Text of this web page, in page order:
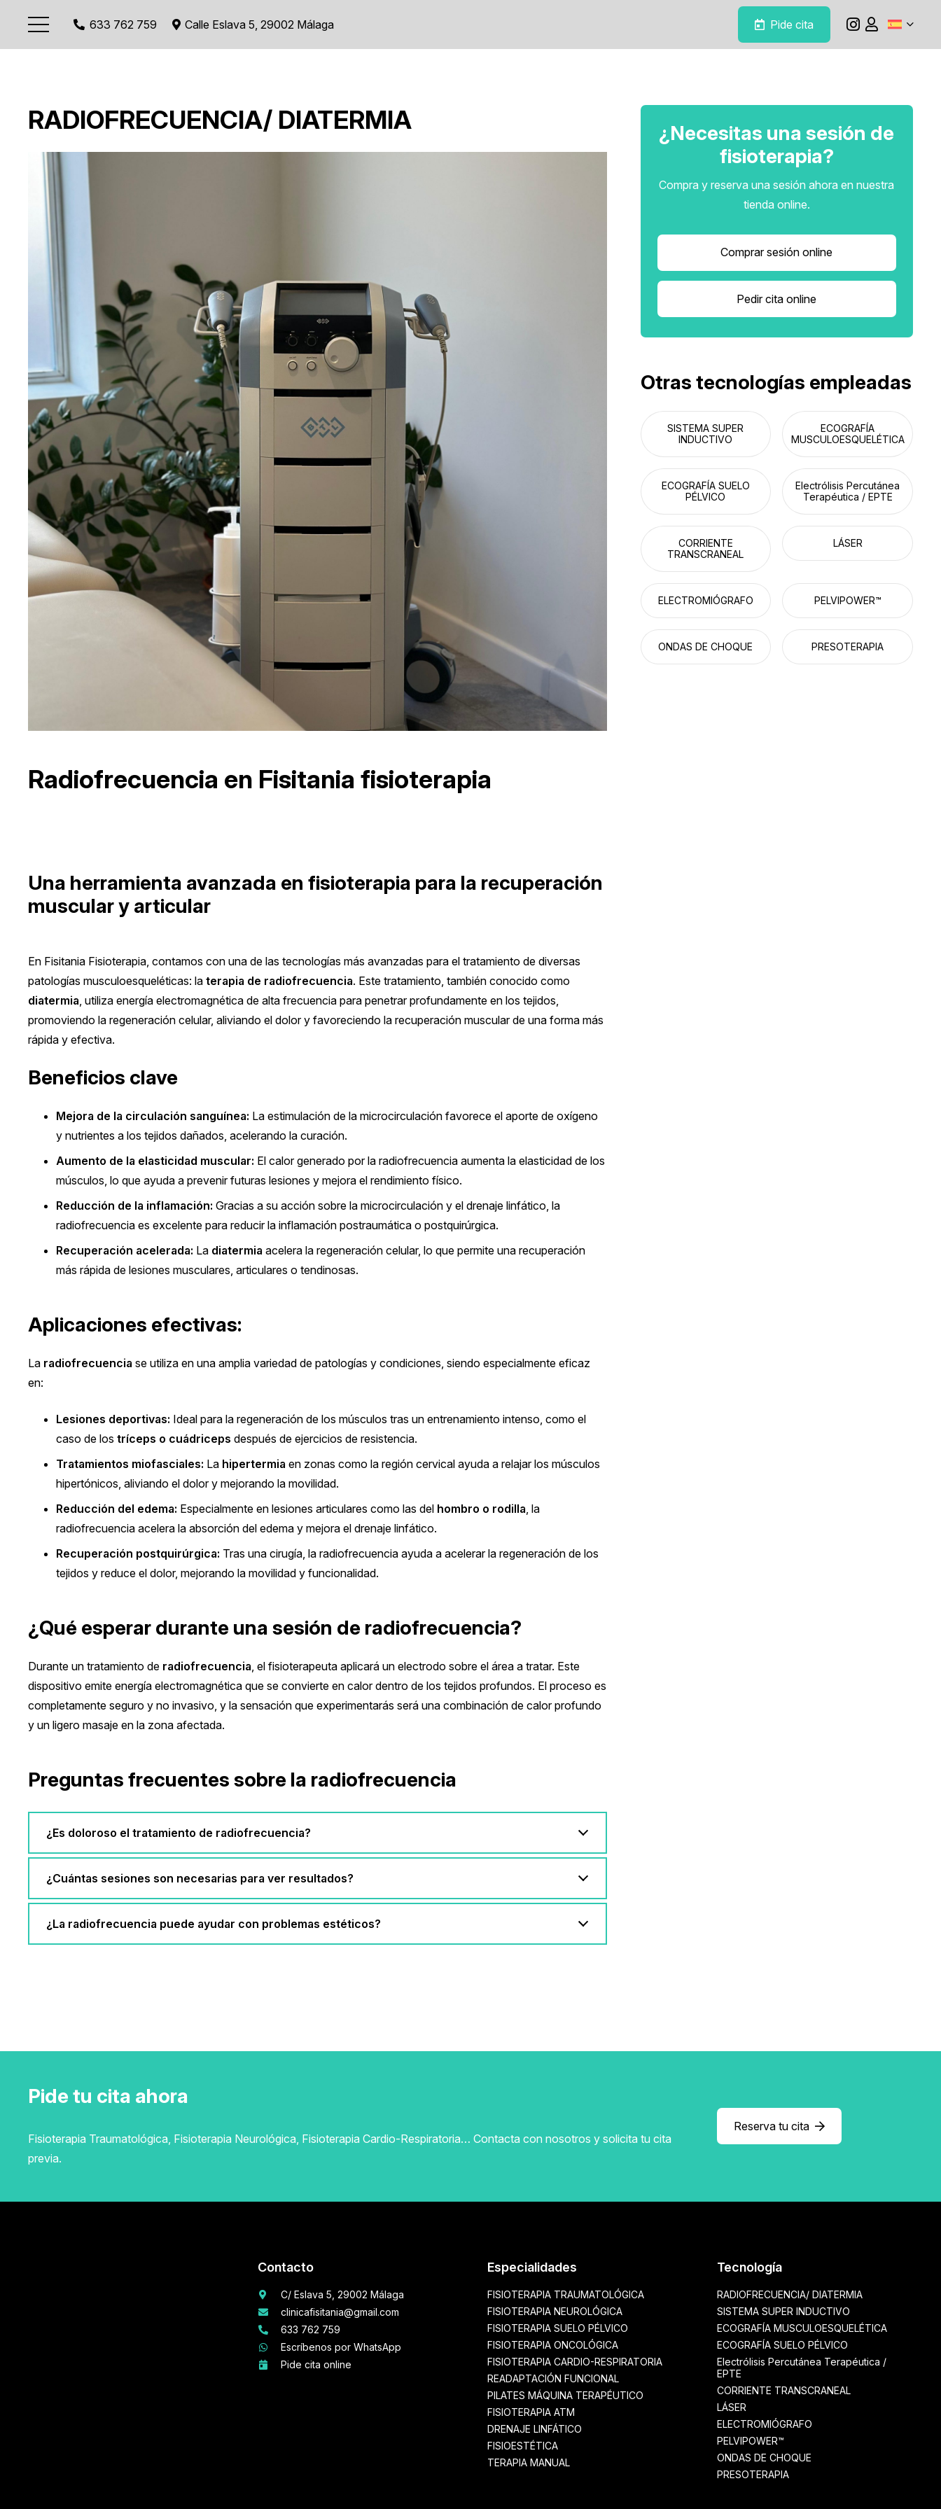
633 762 759 Calle Eslava 5, 29002 Málaga Pide cita
RADIOFRECUENCIA/ DIATERMIA
Radiofrecuencia en Fisitania fisioterapia
Una herramienta avanzada en fisioterapia para la recuperación
muscular y articular
En Fisitania Fisioterapia, contamos con una de las tecnologías más avanzadas para el tratamiento de diversas
patologías musculoesqueléticas: la terapia de radiofrecuencia. Este tratamiento, también conocido como
diatermia , utiliza energía electromagnética de alta frecuencia para penetrar profundamente en los tejidos,
promoviendo la regeneración celular, aliviando el dolor y favoreciendo la recuperación muscular de una forma más
rápida y efectiva.
Beneficios clave
Mejora de la circulación sanguínea: La estimulación de la microcirculación favorece el aporte de oxígeno
y nutrientes a los tejidos dañados, acelerando la curación.
Aumento de la elasticidad muscular: El calor generado por la radiofrecuencia aumenta la elasticidad de los
músculos, lo que ayuda a prevenir futuras lesiones y mejora el rendimiento físico.
Reducción de la inflamación: Gracias a su acción sobre la microcirculación y el drenaje linfático, la
radiofrecuencia es excelente para reducir la inflamación postraumática o postquirúrgica.
Recuperación acelerada: La diatermia acelera la regeneración celular, lo que permite una recuperación
más rápida de lesiones musculares, articulares o tendinosas.
Aplicaciones efectivas:
La radiofrecuencia se utiliza en una amplia variedad de patologías y condiciones, siendo especialmente eficaz
en:
Lesiones deportivas: Ideal para la regeneración de los músculos tras un entrenamiento intenso, como el
caso de los tríceps o cuádriceps después de ejercicios de resistencia.
Tratamientos miofasciales: La hipertermia en zonas como la región cervical ayuda a relajar los músculos
hipertónicos, aliviando el dolor y mejorando la movilidad.
Reducción del edema: Especialmente en lesiones articulares como las del hombro o rodilla , la
radiofrecuencia acelera la absorción del edema y mejora el drenaje linfático.
Recuperación postquirúrgica: Tras una cirugía, la radiofrecuencia ayuda a acelerar la regeneración de los
tejidos y reduce el dolor, mejorando la movilidad y funcionalidad.
¿Qué esperar durante una sesión de radiofrecuencia?
Durante un tratamiento de radiofrecuencia , el fisioterapeuta aplicará un electrodo sobre el área a tratar. Este
dispositivo emite energía electromagnética que se convierte en calor dentro de los tejidos profundos. El proceso es
completamente seguro y no invasivo, y la sensación que experimentarás será una combinación de calor profundo
y un ligero masaje en la zona afectada.
Preguntas frecuentes sobre la radiofrecuencia
¿Es doloroso el tratamiento de radiofrecuencia?
¿Cuántas sesiones son necesarias para ver resultados?
¿La radiofrecuencia puede ayudar con problemas estéticos?
¿Necesitas una sesión de
fisioterapia?
Compra y reserva una sesión ahora en nuestra
tienda online.
Comprar sesión online
Pedir cita online
Otras tecnologías empleadas
SISTEMA SUPER
INDUCTIVO
ECOGRAFÍA
MUSCULOESQUELÉTICA
ECOGRAFÍA SUELO
PÉLVICO
Electrólisis Percutánea
Terapéutica / EPTE
CORRIENTE
TRANSCRANEAL
LÁSER
ELECTROMIÓGRAFO PELVIPOWER™
ONDAS DE CHOQUE PRESOTERAPIA
Pide tu cita ahora
Fisioterapia Traumatológica, Fisioterapia Neurológica, Fisioterapia Cardio-Respiratoria… Contacta con nosotros y solicita tu cita
previa.
Reserva tu cita
Contacto
C/ Eslava 5, 29002 Málaga
clinicafisitania@gmail.com
633 762 759
Escríbenos por WhatsApp
Pide cita online
Especialidades
FISIOTERAPIA TRAUMATOLÓGICA
FISIOTERAPIA NEUROLÓGICA
FISIOTERAPIA SUELO PÉLVICO
FISIOTERAPIA ONCOLÓGICA
FISIOTERAPIA CARDIO-RESPIRATORIA
READAPTACIÓN FUNCIONAL
PILATES MÁQUINA TERAPÉUTICO
FISIOTERAPIA ATM
DRENAJE LINFÁTICO
FISIOESTÉTICA
TERAPIA MANUAL
Tecnología
RADIOFRECUENCIA/ DIATERMIA
SISTEMA SUPER INDUCTIVO
ECOGRAFÍA MUSCULOESQUELÉTICA
ECOGRAFÍA SUELO PÉLVICO
Electrólisis Percutánea Terapéutica /
EPTE
CORRIENTE TRANSCRANEAL
LÁSER
ELECTROMIÓGRAFO
PELVIPOWER™
ONDAS DE CHOQUE
PRESOTERAPIA